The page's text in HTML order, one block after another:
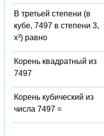
В третьей степени (в
кубе, 7497 в степени 3,
x³) равно
Корень квадратный из
7497
Корень кубический из
числа 7497 =